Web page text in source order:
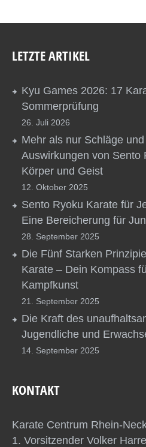
LETZTE ARTIKEL
Kyu Games 2026: 17
Sommerprüfung
26. Juli 2026
Mehr als nur Schläge
Auswirkungen von Sento
Körper und Geist
12. Oktober 2025
Sento Ryoku Karate für
Eine Bereicherung für
28. September 2025
Die Fünf Starken
Karate – Dein Kompass
Kampfkunst
21. September 2025
Die Kraft des
Jugendliche und
14. September 2025
KONTAKT
Karate Centrum Rhein-
1. Vorsitzender Volker